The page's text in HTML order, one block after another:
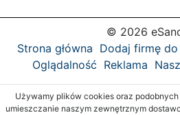
© 2026
Strona główna Dodaj firmę
Oglądalność Reklama
Używamy plików cookies oraz
umieszczanie naszym zewnętrznym